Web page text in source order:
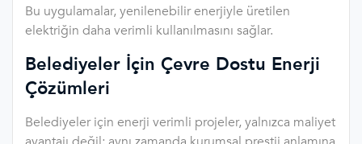
Bu uygulamalar, yenilenebilir enerjiyle üretilen
elektriğin daha verimli kullanılmasını sağlar.
Belediyeler İçin Çevre Dostu Enerji
Çözümleri
Belediyeler için enerji verimli projeler, yalnızca maliyet